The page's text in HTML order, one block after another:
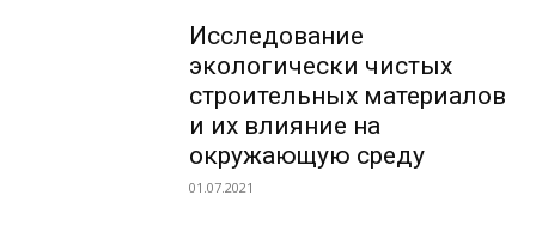
Исследование
экологически чистых
строительных материалов
и их влияние на
окружающую среду
01.07.2021